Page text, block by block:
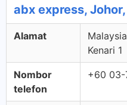
abx express,
Alamat
Kenari 1
Nombor
telefon
+60 03-